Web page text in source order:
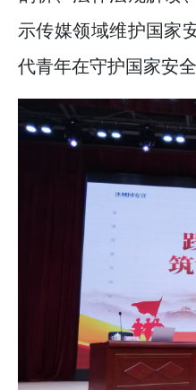
培训
· 凝心聚力绘蓝图
—— 哈
· 锚定目标谋新篇
—— 哈
· 强化政治担当
滨传媒
示传媒领域维护国家
代青年在守护国家安